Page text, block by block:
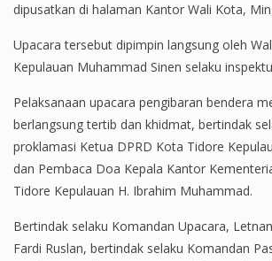
dipusatkan di halaman Kantor Wali Kota,
Upacara tersebut dipimpin langsung oleh
Kepulauan Muhammad Sinen selaku
Pelaksanaan upacara pengibaran bendera
berlangsung tertib dan khidmat, bertindak
proklamasi Ketua DPRD Kota Tidore
dan Pembaca Doa Kepala Kantor
Tidore Kepulauan H. Ibrahim Muhammad.
Bertindak selaku Komandan Upacara,
Fardi Ruslan, bertindak selaku Komandan